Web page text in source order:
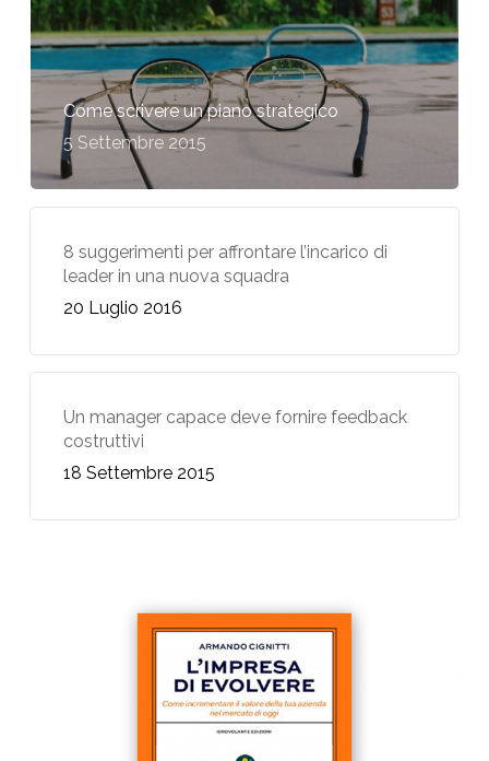
Come scrivere un piano strategico
5 Settembre 2015
8 suggerimenti per affrontare l’incarico di
leader in una nuova squadra
20 Luglio 2016
Un manager capace deve fornire feedback
costruttivi
18 Settembre 2015